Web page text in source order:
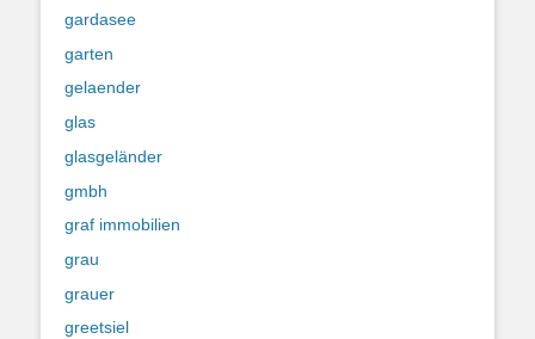
gardasee
garten
gelaender
glas
glasgeländer
gmbh
graf immobilien
grau
grauer
greetsiel